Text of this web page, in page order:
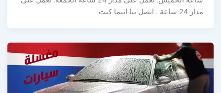
مدار 24 ساعة . اتصل بنا اينما كنت